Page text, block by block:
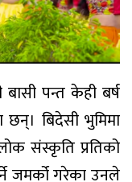
पन्त केही बर्ष
बिदेसी भुमिमा
संस्कृति प्रतिको
जमर्को गरेका उनले